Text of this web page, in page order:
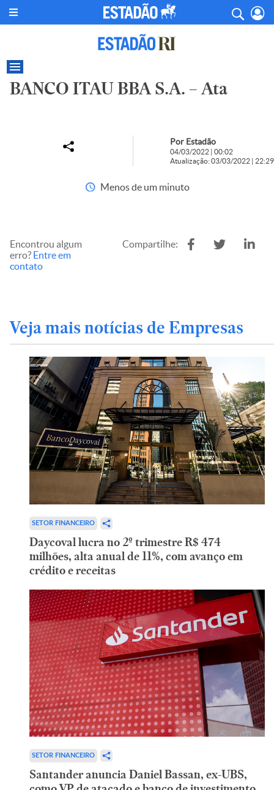
BANCO ITAU BBA S.A. – Ata
Por Estadão
04/03/2022 | 00:02
Atualização: 03/03/2022 | 22:29
Menos de um minuto
Encontrou algum
erro? Entre em
contato
Compartilhe:
Veja mais notícias de Empresas
SETOR FINANCEIRO
Daycoval lucra no 2º trimestre R$ 474
milhões, alta anual de 11%, com avanço em
crédito e receitas
SETOR FINANCEIRO
Santander anuncia Daniel Bassan, ex-UBS,